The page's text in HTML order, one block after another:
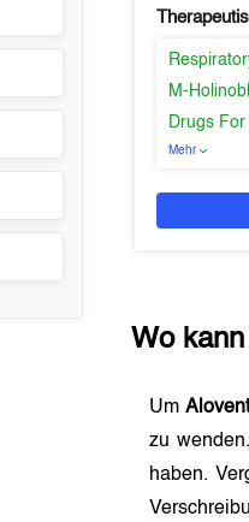
M-
Drugs
Mehr
Wo
Um
zu
haben.